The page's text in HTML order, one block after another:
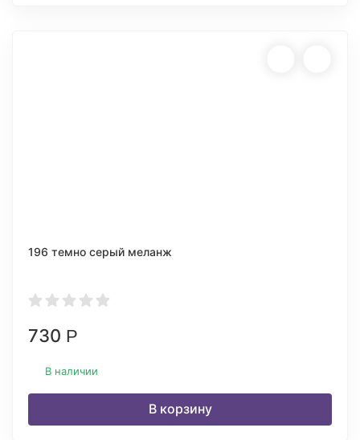
196 темно серый меланж
730 Р
В наличии
В корзину